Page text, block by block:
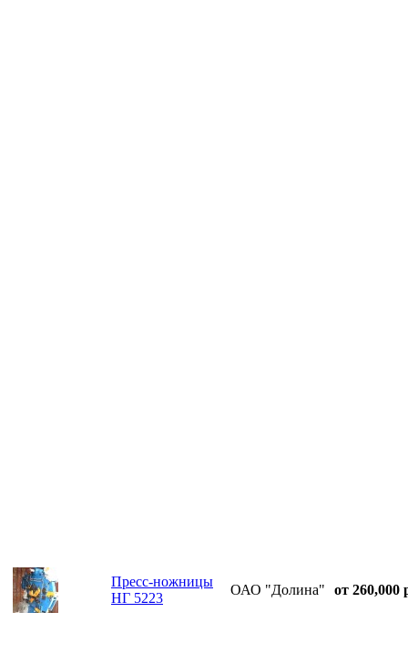
Пресс-ножницы
НГ 5223
ОАО "Долина" от 260,000